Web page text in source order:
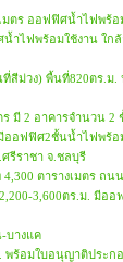
มตร ออฟฟิศน้ำไฟพร้
น้ำไฟพร้อมใช้งาน ใ
สีม่วง) พื้นที่820ตร.
ร มี 2 อาคารจำนวน
ออฟฟิศ2ชั้นน้ำไฟพร้
ศรีราชา จ.ชลบุรี
ตารางเมตร ถ
3,600ตร.ม. มีอ
บางแค
ร้อมใบอนุญาติประก